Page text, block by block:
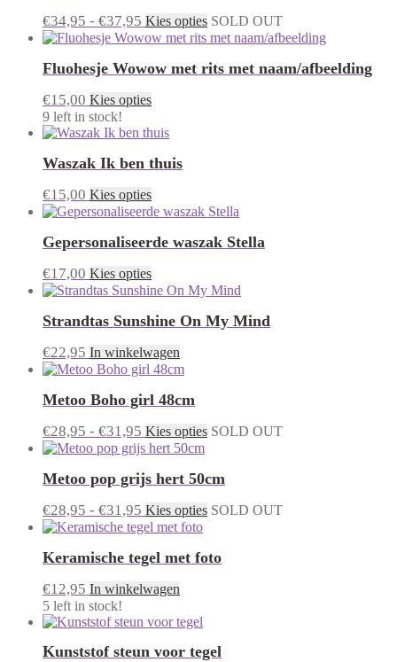
kan
gekozen
op
€34,95 - €37,95 Prijsklasse:
€34,95
€37,95
Kies opties Dit
product
meerdere
productpagina
SOLD OUT
Fluohesje Wowow met rits met naam/afbeelding
€15,00 Kies optiesDit
heeft
variaties.
optie
kan
worden
de
productpagina
9 left in stock!
Waszak Ik ben thuis
€15,00 Kies optiesDit
product
meerdere
Deze
optie
gekozen
op
de
Gepersonaliseerde waszak Stella
€17,00 Kies optiesDit
product
meerdere
Deze
optie
gekozen
op
de
Strandtas Sunshine On My Mind
€22,95 In winkelwagen
Metoo Boho girl 48cm
€28,95 - €31,95 Prijsklasse:
€28,95
€31,95
Kies opties Dit
meerdere
Deze
gekozen
SOLD OUT
Metoo pop grijs hert 50cm
€28,95 - €31,95 Prijsklasse:
€28,95
€31,95
Kies opties Dit
meerdere
worden
SOLD OUT
Keramische tegel met foto
€12,95 In winkelwagen
5 left in stock!
Kunststof steun voor tegel